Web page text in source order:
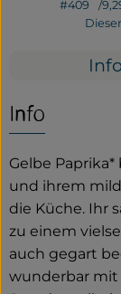
Über uns
Erleben
#409
Info
Info
Gelbe
und ihrem
die Küche. Ihr
zu einem
auch gegart
wunderbar mit